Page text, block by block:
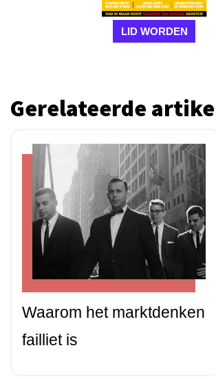
LID WORDEN
Gerelateerde
Waarom het marktdenken
failliet is